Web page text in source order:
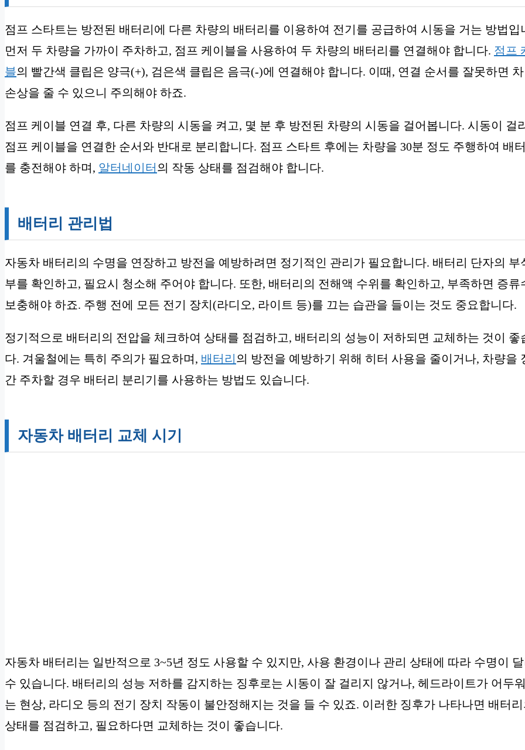
점프 스타트는 방전된 배터리에 다른 차량의 배터리를 이용하여 전기를 공급하여 시동을 거는 방법입
먼저 두 차량을 가까이 주차하고, 점프 케이블을 사용하여 두 차량의 배터리를 연결해야 합니다. 점프
블의 빨간색 클립은 양극(+), 검은색 클립은 음극(-)에 연결해야 합니다. 이때, 연결 순서를 잘못하면
손상을 줄 수 있으니 주의해야 하죠.
점프 케이블 연결 후, 다른 차량의 시동을 켜고, 몇 분 후 방전된 차량의 시동을 걸어봅니다. 시동이 걸
점프 케이블을 연결한 순서와 반대로 분리합니다. 점프 스타트 후에는 차량을 30분 정도 주행하여 배
를 충전해야 하며, 알터네이터 의 작동 상태를 점검해야 합니다.
배터리 관리법
자동차 배터리의 수명을 연장하고 방전을 예방하려면 정기적인 관리가 필요합니다. 배터리 단자의 부
부를 확인하고, 필요시 청소해 주어야 합니다. 또한, 배터리의 전해액 수위를 확인하고, 부족하면 증류
보충해야 하죠. 주행 전에 모든 전기 장치(라디오, 라이트 등)를 끄는 습관을 들이는 것도 중요합니다.
정기적으로 배터리의 전압을 체크하여 상태를 점검하고, 배터리의 성능이 저하되면 교체하는 것이 좋
다. 겨울철에는 특히 주의가 필요하며, 배터리 의 방전을 예방하기 위해 히터 사용을 줄이거나, 차량을
간 주차할 경우 배터리 분리기를 사용하는 방법도 있습니다.
자동차 배터리 교체 시기
자동차 배터리는 일반적으로 3~5년 정도 사용할 수 있지만, 사용 환경이나 관리 상태에 따라 수명이
수 있습니다. 배터리의 성능 저하를 감지하는 징후로는 시동이 잘 걸리지 않거나, 헤드라이트가 어두
는 현상, 라디오 등의 전기 장치 작동이 불안정해지는 것을 들 수 있죠. 이러한 징후가 나타나면 배터
상태를 점검하고, 필요하다면 교체하는 것이 좋습니다.